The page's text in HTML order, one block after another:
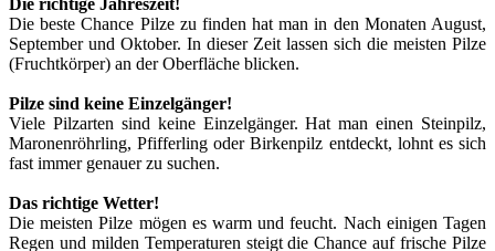
Die richtige Jahreszeit!
Die beste Chance Pilze zu finden hat man in den Monaten August,
September und Oktober. In dieser Zeit lassen sich die meisten Pilze
(Fruchtkörper) an der Oberfläche blicken.
Pilze sind keine Einzelgänger!
Viele Pilzarten sind keine Einzelgänger. Hat man einen Steinpilz,
Maronenröhrling, Pfifferling oder Birkenpilz entdeckt, lohnt es sich
fast immer genauer zu suchen.
Das richtige Wetter!
Die meisten Pilze mögen es warm und feucht. Nach einigen Tagen
Regen und milden Temperaturen steigt die Chance auf frische Pilze